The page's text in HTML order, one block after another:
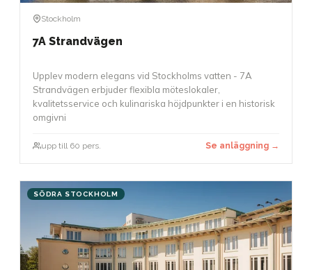
Stockholm
7A Strandvägen
Upplev modern elegans vid Stockholms vatten - 7A
Strandvägen erbjuder flexibla möteslokaler,
kvalitetsservice och kulinariska höjdpunkter i en historisk
omgivni
upp till 60 pers. Se anläggning →
SÖDRA STOCKHOLM